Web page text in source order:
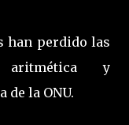
han perdido las
aritmética y
de la ONU.